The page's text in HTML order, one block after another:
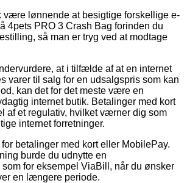
være lønnende at besigtige forskellige e-
4pets PRO 3 Crash Bag forinden du
så man er tryg ved at modtage
at i tilfælde af at en internet
varer til salg for en udsalgspris som kan
kan det for det meste være en
internet butik. Betalinger med kort
af et regulativ, hvilket værner dig som
internet forretninger.
betalinger med kort eller MobilePay.
burde du udnytte en
for eksempel ViaBill, når du ønsker
en længere periode.